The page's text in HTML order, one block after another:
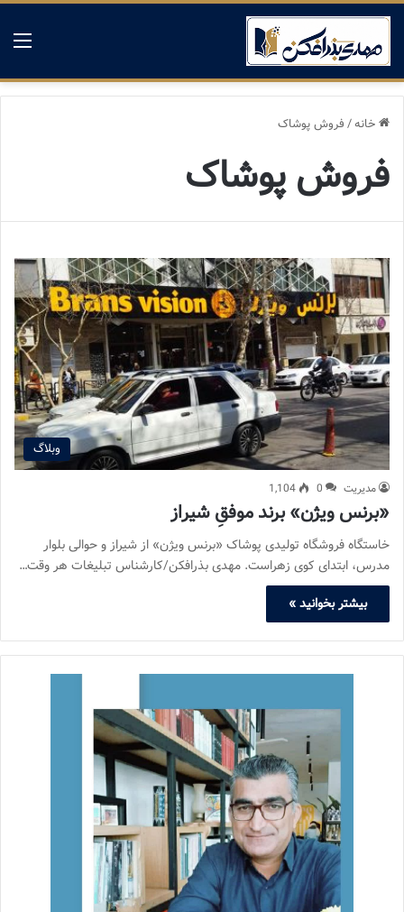
خانه/فروش پوشاک
فروش پوشاک
وبلاگ
مدیریت 0
1,104
«برنس ویژن» برند موفقِ شیراز
خاستگاه فروشگاه تولیدی پوشاک «برنس ویژن» از شیراز و حوالی بلوار
مدرس، ابتدای کوی زهراست. مهدی بذرافکن/کارشناس تبلیغات هر وقت…
بیشتر بخوانید »